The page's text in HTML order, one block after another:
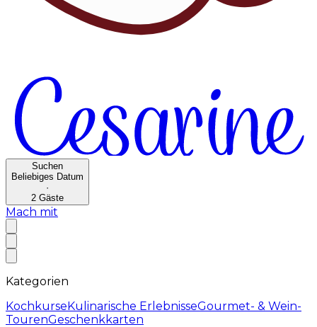
Suchen
Beliebiges Datum
·
2 Gäste
Mach mit
Kategorien
KochkurseKulinarische ErlebnisseGourmet- & Wein-
TourenGeschenkkarten